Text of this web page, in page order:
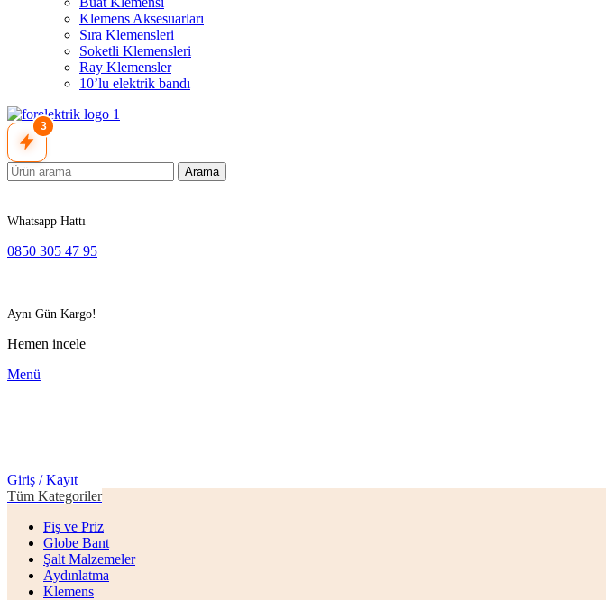
Klemens Aksesuarları
Sıra Klemensleri
Soketli Klemensleri
Ray Klemensler
10’lu elektrik bandı
3
Arama
Whatsapp Hattı
0850 305 47 95
Aynı Gün Kargo!
Hemen incele
Menü
Giriş / Kayıt
Tüm Kategoriler
Fiş ve Priz
Globe Bant
Şalt Malzemeler
Aydınlatma
Klemens